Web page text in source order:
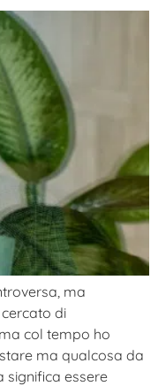
ma
di
col tempo ho
ma qualcosa da
significa essere